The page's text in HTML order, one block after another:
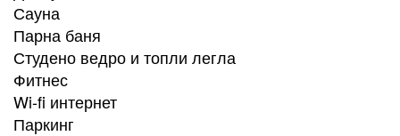
Сауна
Парна баня
Студено ведро и топли легла
Фитнес
Wi-fi интернет
Паркинг